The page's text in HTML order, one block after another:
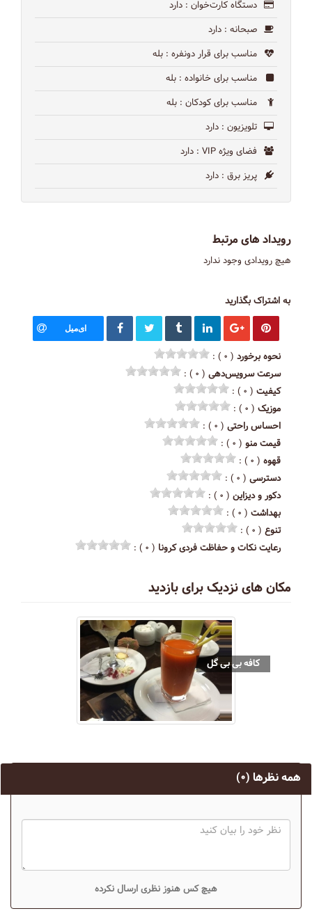
دستگاه کارت‌خوان : دارد
صبحانه : دارد
مناسب برای قرار دونفره : بله
مناسب برای خانواده : بله
مناسب برای کودکان : بله
تلویزیون : دارد
فضای ویژه VIP
: دارد
پریز برق : دارد
رویداد های مرتبط
هیچ رویدادی وجود ندارد
به اشتراک بگذارید
ای‌میل
نحوه برخورد ( ۰ ) :
سرعت سرویس‌دهی ( ۰ ) :
کیفیت ( ۰ ) :
موزیک ( ۰ ) :
احساس راحتی ( ۰ ) :
قیمت منو ( ۰ ) :
قهوه ( ۰ ) :
دسترسی ( ۰ ) :
دکور و دیزاین ( ۰ ) :
بهداشت ( ۰ ) :
تنوع ( ۰ ) :
رعایت نکات و حفاظت فردی کرونا ( ۰ ) :
مکان های نزدیک برای بازدید
كافه بى بى گل
همه نظرها (۰)
هیچ کس هنوز نظری ارسال نکرده